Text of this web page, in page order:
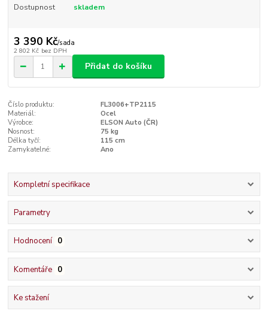
Dostupnost skladem
3 390 Kč/sada
2 802 Kč bez DPH
Přidat do košíku
Číslo produktu:
FL3006+TP2115
Materiál:
Ocel
Výrobce:
ELSON Auto (ČR)
Nosnost:
75 kg
Délka tyčí:
115 cm
Zamykatelné:
Ano
Kompletní specifikace
Parametry
Hodnocení 0
Komentáře 0
Ke stažení